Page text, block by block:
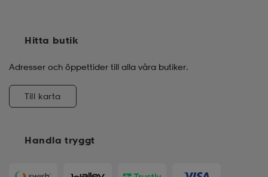
Handla tryggt
Hitta butik
Adresser och öppettider till alla våra butiker.
Till karta